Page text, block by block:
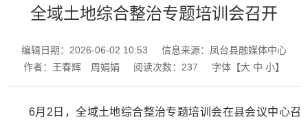
全域土地综合整治专题培训会召开
编辑日期：2026-06-02 10:53
信息来源：凤台县融媒体中心
作者：王春辉 周娟娟
阅读次数： 237 字体【大 中 小】
6月2日，全域土地综合整治专题培训会在县会议中心召